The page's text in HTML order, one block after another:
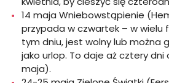
14 maja Wniebowstąpienie
przypada w czwartek – w wielu
tym dniu, jest wolny lub można
jako urlop. To daje aż cztery dni
maja).